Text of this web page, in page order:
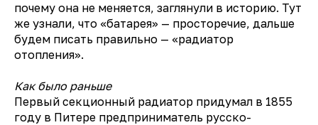
почему она не меняется, заглянули в историю. Тут
же узнали, что «батарея» — просторечие, дальше
будем писать правильно — «радиатор
отопления».
Как было раньше
Первый секционный радиатор придумал в 1855
году в Питере предприниматель русско-